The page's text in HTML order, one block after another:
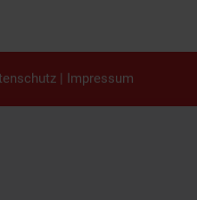
| Impressum